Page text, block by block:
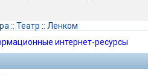
:: Театр :: Ленком
интернет-ресурсы